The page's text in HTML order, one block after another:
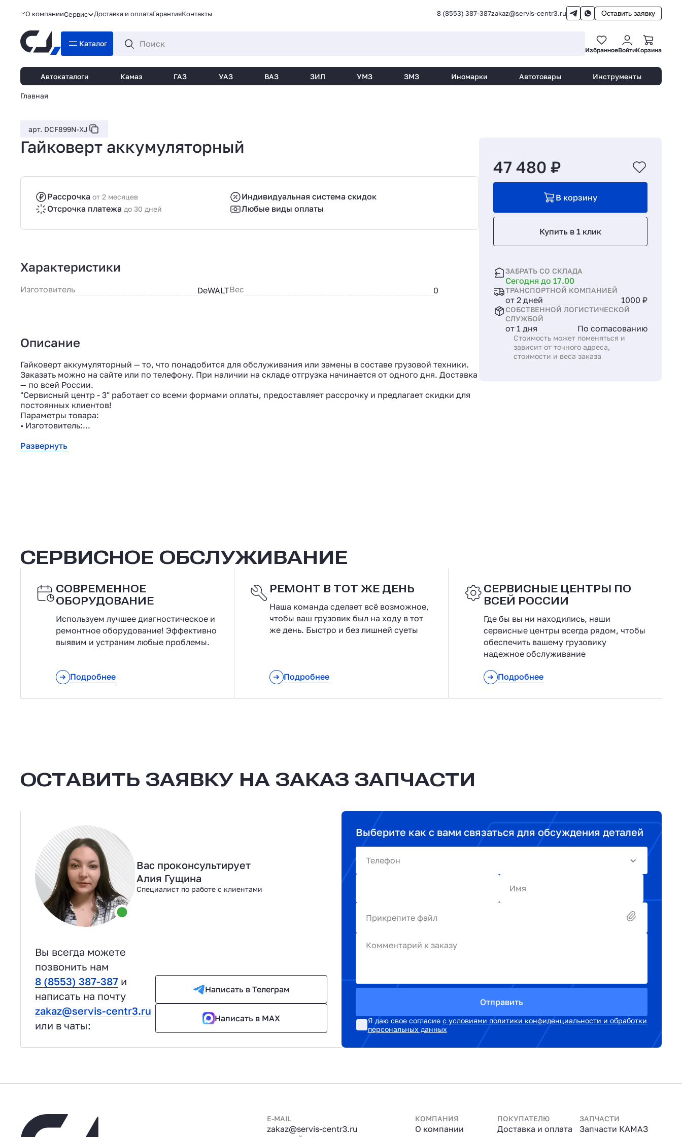
О компанииСервис Доставка и оплатаГарантияКонтакты 8 (8553) 387-387zakaz@servis-centr3.ru Оставить заявку
Каталог
ИзбранноеВойтиКорзина
Автокаталоги Камаз ГАЗ УАЗ ВАЗ ЗИЛ УМЗ ЗМЗ Иномарки Автотовары Инструменты
Главная
арт. DCF899N-XJ
Гайковерт аккумуляторный
Рассрочка от 2 месяцев
Индивидуальная система скидок
Отсрочка платежа до 30 дней Любые виды оплаты
Характеристики
Изготовитель DeWALTВес 0
Описание
Гайковерт аккумуляторный — то, что понадобится для обслуживания или замены в составе грузовой техники.
Заказать можно на сайте или по телефону. При наличии на складе отгрузка начинается от одного дня. Доставка
— по всей России.
"Сервисный центр - 3" работает со всеми формами оплаты, предоставляет рассрочку и предлагает скидки для
постоянных клиентов!
Параметры товара:
• Изготовитель:...
Развернуть
47 480 ₽
В корзину
Купить в 1 клик
ЗАБРАТЬ СО СКЛАДА
Сегодня до 17.00
ТРАНСПОРТНОЙ КОМПАНИЕЙ
от 2 дней 1000 ₽
СОБСТВЕННОЙ ЛОГИСТИЧЕСКОЙ
СЛУЖБОЙ
от 1 дня По согласованию
Стоимость может поменяться и
зависит от точного адреса,
стоимости и веса заказа
СЕРВИСНОЕ ОБСЛУЖИВАНИЕ
СОВРЕМЕННОЕ
ОБОРУДОВАНИЕ
Используем лучшее диагностическое и
ремонтное оборудование! Эффективно
выявим и устраним любые проблемы.
Подробнее
РЕМОНТ В ТОТ ЖЕ ДЕНЬ
Наша команда сделает всё возможное,
чтобы ваш грузовик был на ходу в тот
же день. Быстро и без лишней суеты
Подробнее
СЕРВИСНЫЕ ЦЕНТРЫ ПО
ВСЕЙ РОССИИ
Где бы вы ни находились, наши
сервисные центры всегда рядом, чтобы
обеспечить вашему грузовику
надежное обслуживание
Подробнее
ОСТАВИТЬ ЗАЯВКУ НА ЗАКАЗ ЗАПЧАСТИ
Вас проконсультирует
Алия Гущина
Специалист по работе с клиентами
Вы всегда можете
позвонить нам
8 (8553) 387-387 и
написать на почту
zakaz@servis-centr3.ru
или в чаты:
Написать в Телеграм
Написать в MAX
Выберите как с вами связаться для обсуждения деталей
Телефон
Имя
Прикрепите файл
Комментарий к заказу
Отправить
Я даю свое согласие с условиями политики конфиденциальности и обработки
персональных данных
E-MAIL
zakaz@servis-centr3.ru
КОМПАНИЯ
О компании
ПОКУПАТЕЛЮ
Доставка и оплата
ЗАПЧАСТИ
Запчасти КАМАЗ